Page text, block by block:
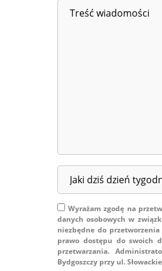
Wyrażam zgodę na
danych osobowych w
niezbędne do
prawo dostępu do swoich
przetwarzania.
Bydgoszczy przy ul.